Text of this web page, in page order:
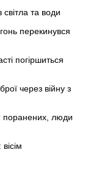
та води
перекинувся
погіршиться
через війну з
поранених, люди